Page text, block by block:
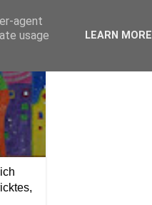
agent
usage
LEARN MORE